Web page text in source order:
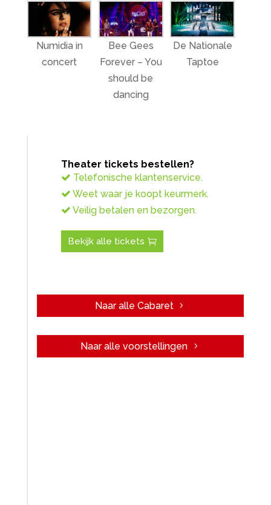
Numidia in
concert
Bee Gees
Forever – You
should be
dancing
De Nationale
Taptoe
Theater tickets bestellen?
Telefonische klantenservice.
Weet waar je koopt keurmerk.
Veilig betalen en bezorgen.
Bekijk alle tickets
Naar alle Cabaret
Naar alle voorstellingen